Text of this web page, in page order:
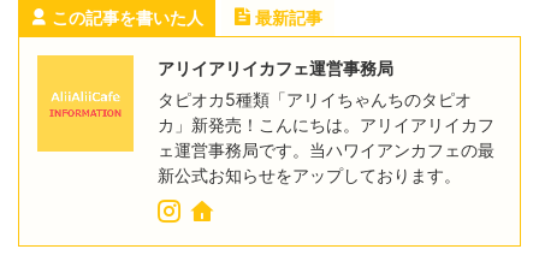
この記事を書いた人 最新記事
アリイアリイカフェ運営事務局
タピオカ5種類「アリイちゃんちのタピオ
カ」新発売！こんにちは。アリイアリイカフ
ェ運営事務局です。当ハワイアンカフェの最
新公式お知らせをアップしております。